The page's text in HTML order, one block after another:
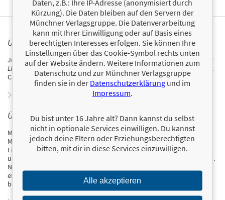
ÜBER JOSHUA CLARK
Joshua Clark ist Personal Trainer und Buchautor. Für sein BuchHeart
Like Waterüber den Hurrikan Katrina wurde er für den National Book
Critics Circle Award nominiert. Er lebt in New Orleans.
Zum Profil von Joshua Clark
ÜBER MARK LAUREN
Mark Lauren ist zertifizierter Sportausbilder beim amerikanischen
Militär und hat in dieser Funktion über 700 Elitesoldaten auf ihren
Einsatz bei Special Operations vorbereitet. Er ist ständig unterwegs
und lebt überall dort, wo er als Trainer und Ausbilder gebraucht wird.
Nebenbei trainiert er Triathlon und Muay Thai. Im Thaiboxen kämpft
er auf Profiniveau. Sein Buch Fit ohne Geräte gehört zu den
bestverkauften deutschen Fitnessbüchern im Jahr 2011.
Daten, z.B.: Ihre IP-Adresse (anonymisiert durch
Kürzung). Die Daten bleiben auf den Servern der
Münchner Verlagsgruppe. Die Datenverarbeitung
kann mit Ihrer Einwilligung oder auf Basis eines
berechtigten Interesses erfolgen. Sie können Ihre
Einstellungen über das Cookie-Symbol rechts unten
auf der Website ändern. Weitere Informationen zum
Datenschutz und zur Münchner Verlagsgruppe
finden sie in der Datenschutzerklärung und im
Impressum.
Du bist unter 16 Jahre alt? Dann kannst du selbst
nicht in optionale Services einwilligen. Du kannst
jedoch deine Eltern oder Erziehungsberechtigten
bitten, mit dir in diese Services einzuwilligen.
Alle akzeptieren